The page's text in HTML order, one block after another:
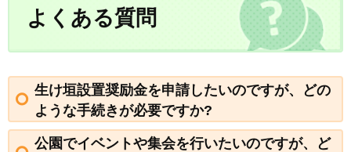
よくある質問
生け垣設置奨励金を申請したいのですが、どの
ような手続きが必要ですか?
公園でイベントや集会を行いたいのですが、ど